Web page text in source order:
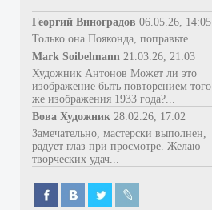
Георгий Виноградов 06.05.26, 14:05
Только она Пояконда, поправьте.
Mark Soibelmann 21.03.26, 21:03
Художник Антонов Может ли это
изображение быть повторением того
же изображения 1933 года?...
Вова Художник 28.02.26, 17:02
Замечательно, мастерски выполнен,
радует глаз при просмотре. Желаю
творческих удач...